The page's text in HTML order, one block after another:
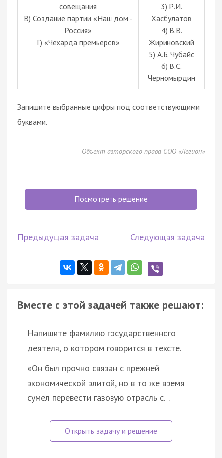
совещания
В) Создание партии «Наш дом -
Россия»
Г) «Чехарда премьеров»
3) Р.И.
Хасбулатов
4) В.В.
Жириновский
5) А.Б. Чубайс
6) В.С.
Черномырдин
Запишите выбранные цифры под соответствующими
буквами.
Объект авторского права ООО «Легион»
Посмотреть решение
Предыдущая задача Следующая задача
Вместе с этой задачей также решают:
Напишите фамилию государственного
деятеля, о котором говорится в тексте.
«Он был прочно связан с прежней
экономической элитой, но в то же время
сумел перевести газовую отрасль с…